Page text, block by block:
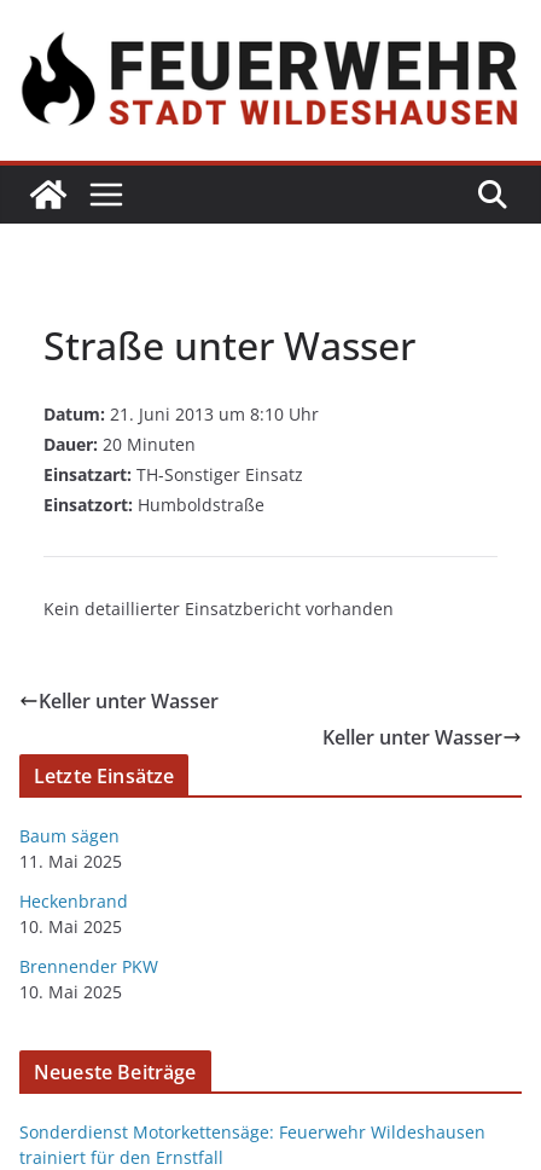
Straße unter Wasser
Datum: 21. Juni 2013 um 8:10 Uhr
Dauer: 20 Minuten
Einsatzart: TH-Sonstiger Einsatz
Einsatzort: Humboldstraße
Kein detaillierter Einsatzbericht vorhanden
Keller unter Wasser
Keller unter Wasser
Letzte Einsätze
Baum sägen
11. Mai 2025
Heckenbrand
10. Mai 2025
Brennender PKW
10. Mai 2025
Neueste Beiträge
Sonderdienst Motorkettensäge: Feuerwehr Wildeshausen
trainiert für den Ernstfall